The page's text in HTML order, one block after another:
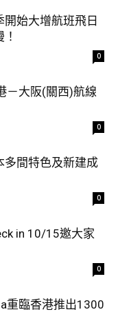
開始大增航班飛日
0
－大阪(關西)航線
0
多間特色及新建成
0
in 10/15邀大家
0
重臨香港推出1300